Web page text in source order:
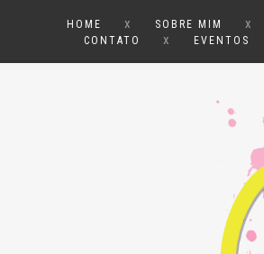
HOME x SOBRE MIM x
CONTATO x EVENTOS